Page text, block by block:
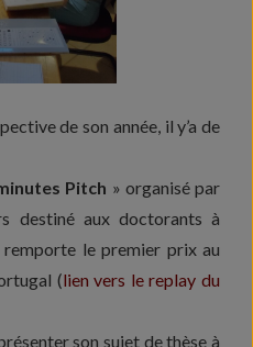
de son année, il y’a de
Pitch » organisé par
destiné aux doctorants à
remporte le premier prix au
(lien vers le replay du
son sujet de thèse à